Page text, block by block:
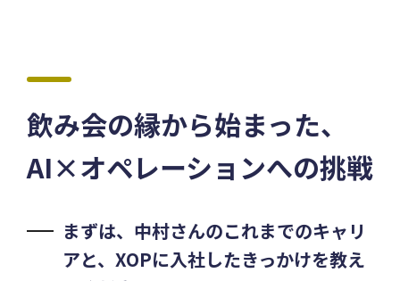
飲み会の縁から始まった、
AI×オペレーションへの挑戦
まずは、中村さんのこれまでのキャリ
アと、XOPに入社したきっかけを教え